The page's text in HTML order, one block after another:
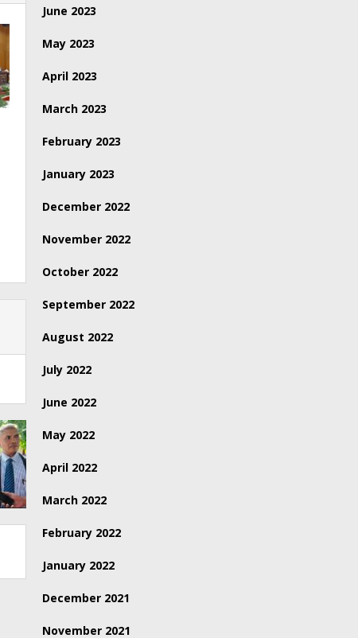
June 2023
May 2023
April 2023
March 2023
February 2023
January 2023
December 2022
November 2022
October 2022
September 2022
August 2022
July 2022
June 2022
May 2022
April 2022
March 2022
February 2022
January 2022
December 2021
November 2021